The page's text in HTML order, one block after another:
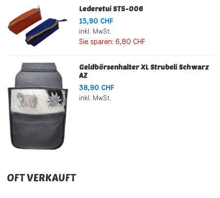
Lederetui ST5-006
15,90 CHF
inkl. MwSt.
Sie sparen: 6,80 CHF
Geldbörsenhalter XL Strubeli Schwarz
AZ
38,90 CHF
inkl. MwSt.
OFT VERKAUFT